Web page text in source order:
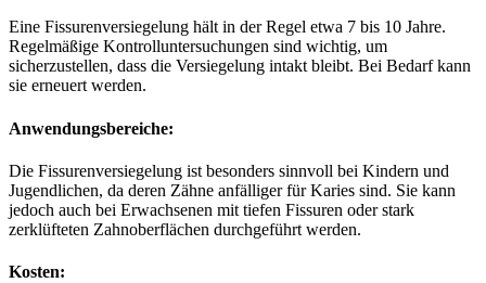
Eine Fissurenversiegelung hält in der Regel etwa 7 bis 10 Jahre.
Regelmäßige Kontrolluntersuchungen sind wichtig, um
sicherzustellen, dass die Versiegelung intakt bleibt. Bei Bedarf kann
sie erneuert werden.
Anwendungsbereiche:
Die Fissurenversiegelung ist besonders sinnvoll bei Kindern und
Jugendlichen, da deren Zähne anfälliger für Karies sind. Sie kann
jedoch auch bei Erwachsenen mit tiefen Fissuren oder stark
zerklüfteten Zahnoberflächen durchgeführt werden.
Kosten: